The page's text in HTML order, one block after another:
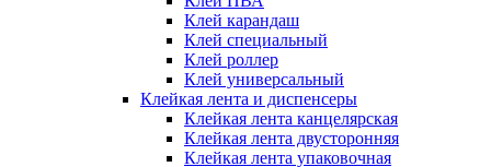
Клей карандаш
Клей специальный
Клей роллер
Клей универсальный
Клейкая лента и диспенсеры
Клейкая лента канцелярская
Клейкая лента двусторонняя
Клейкая лента упаковочная